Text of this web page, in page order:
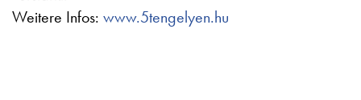
Weitere Infos: www.5tengelyen.hu